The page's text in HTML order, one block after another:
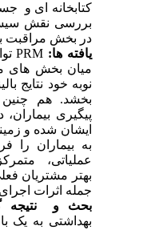
کتابخانه ای و
بررسی نقش
در بخش مراقبت
یافته ها:
PRM
میان بخش های
نوبه خود نتایج
پیگیری بیماران،
ایشان شده و
به بیماران را
عملیاتی،
بهتر مشتریان
جمله اثرات اجرای CRM در بیمارستان ها است.
بحث و نتیجه
بهداشتی به یک